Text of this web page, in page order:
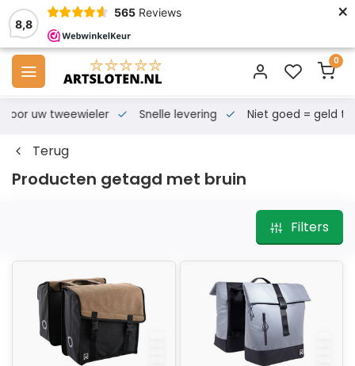
8,8
565 Reviews ×
0
voor uw tweewieler Snelle levering Niet goed = geld
Terug
Producten getagd met bruin
Filters